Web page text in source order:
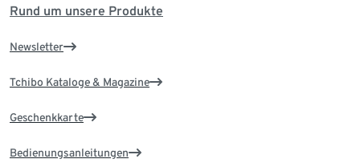
Rund um unsere Produkte
Newsletter
Tchibo Kataloge & Magazine
Geschenkkarte
Bedienungsanleitungen